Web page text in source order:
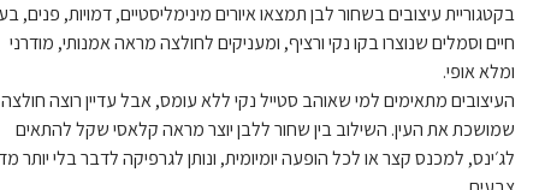
בקטגוריית עיצובים בשחור לבן תמצאו איורים מינימליסטיים, דמויות, פנים,
חיים וסמלים שנוצרו בקו נקי ורציף, ומעניקים לחולצה מראה אמנותי, מודרני
ומלא אופי.
העיצובים מתאימים למי שאוהב סטייל נקי ללא עומס, אבל עדיין רוצה
שמושכת את העין. השילוב בין שחור ללבן יוצר מראה קלאסי שקל להתאים
לג׳ינס, למכנס קצר או לכל הופעה יומיומית, ונותן לגרפיקה לדבר בלי יותר